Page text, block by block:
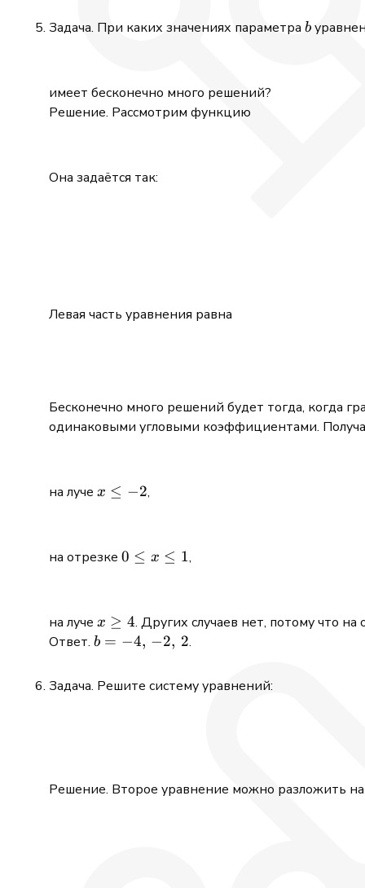
Задача. При каких значениях параметра b
b
имеет бесконечно много решений?
Решение. Рассмотрим функцию
Она задаётся так:
Левая часть уравнения равна
Бесконечно много решений будет тогда, когда
одинаковыми угловыми коэффициентами.
на луче x\le
x ≤ −2,
на отрезке 0\le
0 ≤ x ≤ 1,
на луче x\ge
4
x ≥ 4. Других случаев нет, потому что
Ответ. b=-4,\,-2,\,2
b = −4, −2, 2.
Задача. Решите систему уравнений:
Решение. Второе уравнение можно разложить